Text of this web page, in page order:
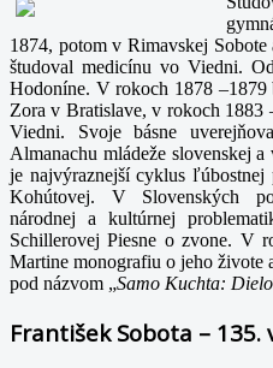
1874, potom v Rimavskej
študoval medicínu vo Viedni.
Hodoníne. V rokoch 1878 –1879
Zora v Bratislave, v rokoch 1883
Viedni. Svoje básne
Almanachu mládeže slovenskej
je najvýraznejší cyklus
Kohútovej. V Slovenských
národnej a kultúrnej
Schillerovej Piesne o zvone. V
Martine monografiu o jeho živote
pod názvom „Samo Kuchta: Dielo
František Sobota –